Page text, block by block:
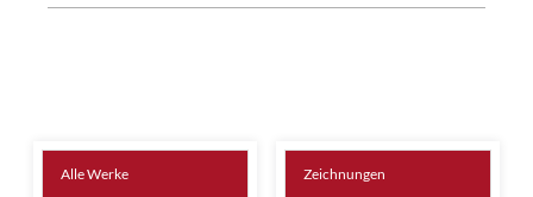
Alle Werke Zeichnungen